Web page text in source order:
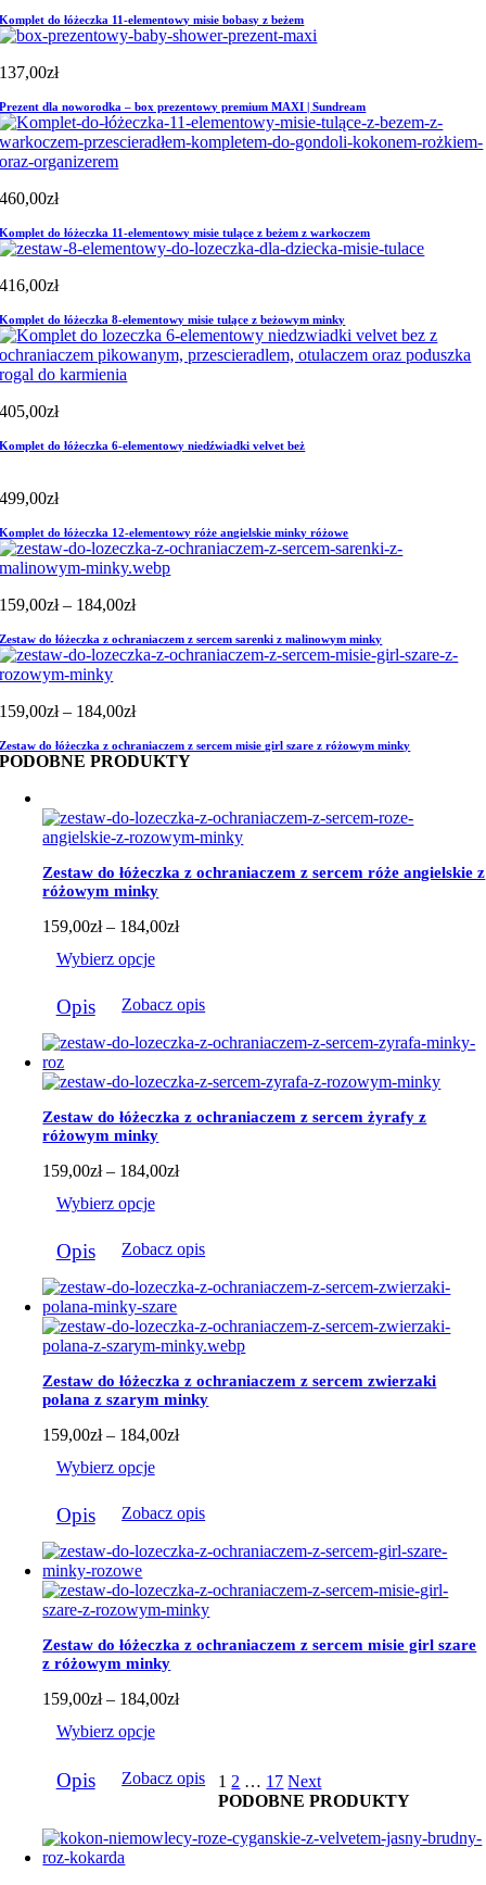
Komplet do łóżeczka 11-elementowy misie bobasy z beżem
137,00zł
Prezent dla noworodka – box prezentowy premium MAXI | Sundream
460,00zł
Komplet do łóżeczka 11-elementowy misie tulące z beżem z warkoczem
416,00zł
Komplet do łóżeczka 8-elementowy misie tulące z beżowym minky
405,00zł
Komplet do łóżeczka 6-elementowy niedźwiadki velvet beż
499,00zł
Komplet do łóżeczka 12-elementowy róże angielskie minky różowe
159,00zł – 184,00złZakres
od
159,00zł
Zestaw do łóżeczka z ochraniaczem z sercem sarenki z malinowym minky
159,00zł – 184,00złZakres
od
159,00zł
184,00zł
Zestaw do łóżeczka z ochraniaczem z sercem misie girl szare z różowym minky
PODOBNE PRODUKTY
Zestaw do łóżeczka z ochraniaczem z sercem róże angielskie z
różowym minky
159,00zł – 184,00złZakres
do
Wybierz opcje
produkt
ma
wiele
wariantów.
Opcje
można
wybrać
na
stronie
Opis Zobacz opis
Zestaw do łóżeczka z ochraniaczem z sercem żyrafy z
różowym minky
159,00zł – 184,00złZakres
do
Wybierz opcje
produkt
ma
wiele
wariantów.
Opcje
można
wybrać
na
stronie
produktu
Opis Zobacz opis
Zestaw do łóżeczka z ochraniaczem z sercem zwierzaki
polana z szarym minky
159,00zł – 184,00złZakres
do
Wybierz opcje
produkt
ma
wiele
wariantów.
Opcje
można
wybrać
na
stronie
produktu
Opis Zobacz opis
Zestaw do łóżeczka z ochraniaczem z sercem misie girl szare
z różowym minky
159,00zł – 184,00złZakres
do
184,00zł
Wybierz opcje
produkt
wariantów.
Opcje
Opis Zobacz opis 1 2 … 17 Next
PODOBNE PRODUKTY